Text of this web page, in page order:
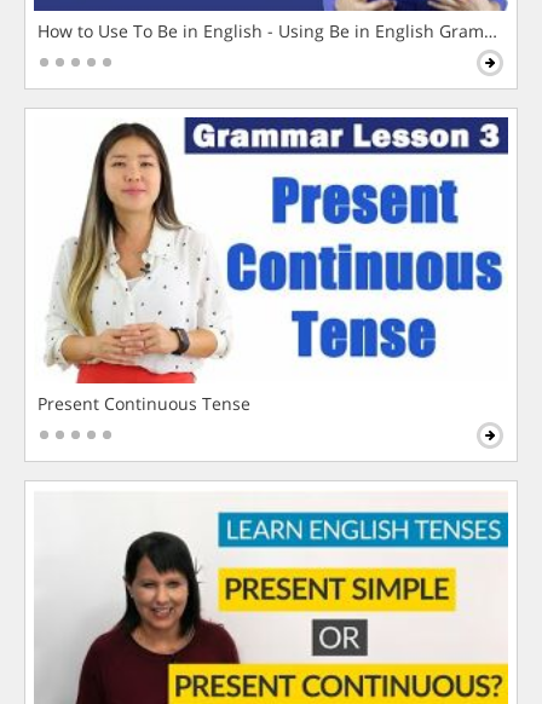
How to Use To Be in English - Using Be in English Grammar
Present Continuous Tense